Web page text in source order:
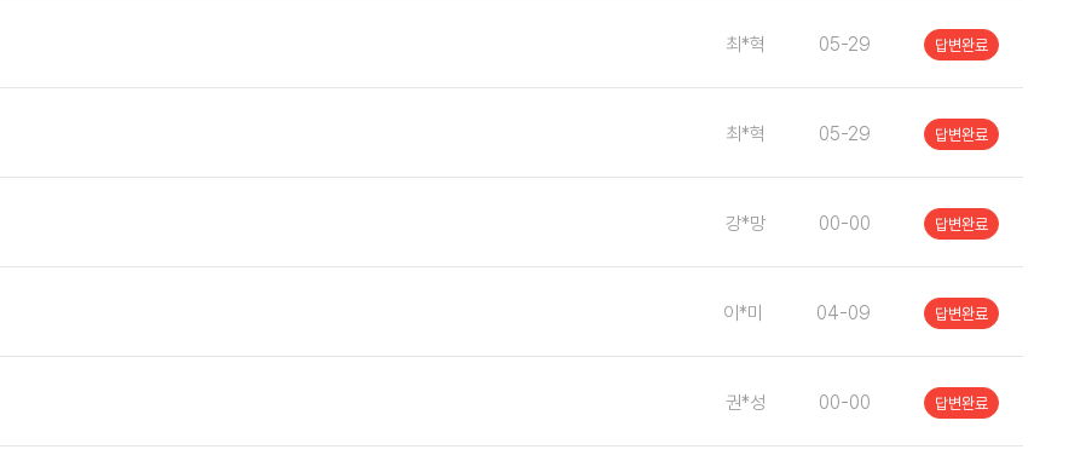
최*혁 05-29 답변완료
최*혁 05-29 답변완료
강*망 00-00 답변완료
이*미 04-09 답변완료
권*성 00-00 답변완료